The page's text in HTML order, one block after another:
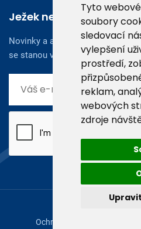
Tyto
soubory
sledovací
vylepšení
prostředí,
reklam,
webových
zdroje
Ježek newsletter
Novinky a aktuality z oboru
se stanou vaším dobrým rádcem.
Ochrana osobních údajů